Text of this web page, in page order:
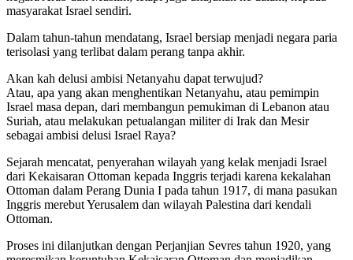
masyarakat Israel sendiri.
Dalam tahun-tahun mendatang, Israel bersiap menjadi negara paria
terisolasi yang terlibat dalam perang tanpa akhir.
Akan kah delusi ambisi Netanyahu dapat terwujud?
Atau, apa yang akan menghentikan Netanyahu, atau pemimpin
Israel masa depan, dari membangun pemukiman di Lebanon atau
Suriah, atau melakukan petualangan militer di Irak dan Mesir
sebagai ambisi delusi Israel Raya?
Sejarah mencatat, penyerahan wilayah yang kelak menjadi Israel
dari Kekaisaran Ottoman kepada Inggris terjadi karena kekalahan
Ottoman dalam Perang Dunia I pada tahun 1917, di mana pasukan
Inggris merebut Yerusalem dan wilayah Palestina dari kendali
Ottoman.
Proses ini dilanjutkan dengan Perjanjian Sevres tahun 1920, yang